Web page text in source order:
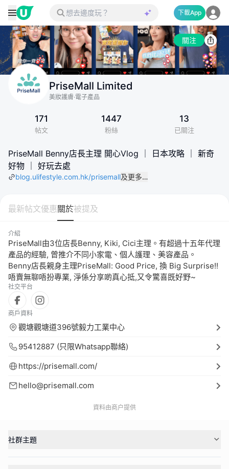
下載App
關注
PriseMall Limited
美妝護膚·電子產品
171
帖文
1447
粉絲
13
已關注
PriseMall Benny店長主理 開心Vlog ｜ 日本攻略 ｜ 新奇
好物 ｜ 好玩去處
blog.ulifestyle.com.hk/prisemall及更多…
最新帖文優惠關於被提及
介紹
PriseMall由3位店長Benny, Kiki, Cici主理。有超過十五年代理
產品的經驗, 曾推介不同小家電、個人護理、美容產品。
Benny店長親身主理PriseMall: Good Price, 換 Big Surprise!!
唔賣無聊唔扮專業, 淨係分享啲真心抵,又令驚喜既好野~
社交平台
商戶資料
觀塘觀塘道396號毅力工業中心
95412887 (只限Whatsapp聯絡)
https://prisemall.com/
hello@prisemall.com
資料由商户提供
社群主題